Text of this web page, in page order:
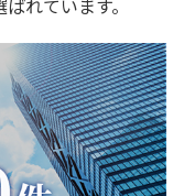
れています。